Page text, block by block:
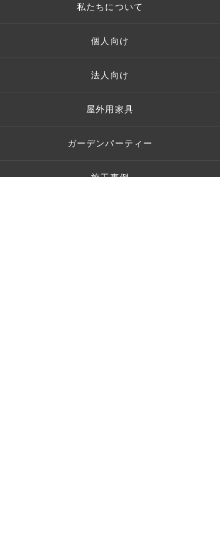
私たちについて
個人向け
法人向け
屋外用家具
ガーデンパーティー
施工事例